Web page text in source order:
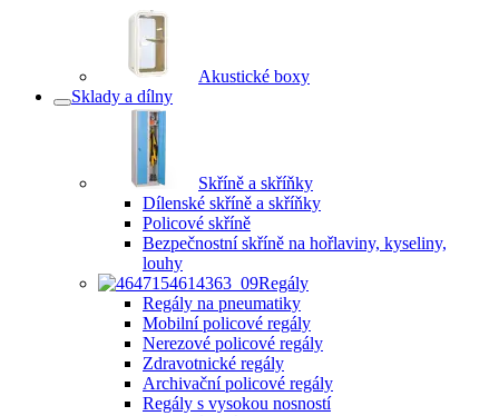
Akustické boxy
Sklady a dílny
Skříně a skříňky
Dílenské skříně a skříňky
Policové skříně
Bezpečnostní skříně na hořlaviny, kyseliny,
louhy
Regály
Regály na pneumatiky
Mobilní policové regály
Nerezové policové regály
Zdravotnické regály
Archivační policové regály
Regály s vysokou nosností